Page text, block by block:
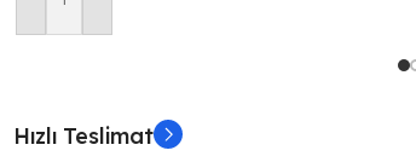
Sepete Ekle
Hızlı Teslimat